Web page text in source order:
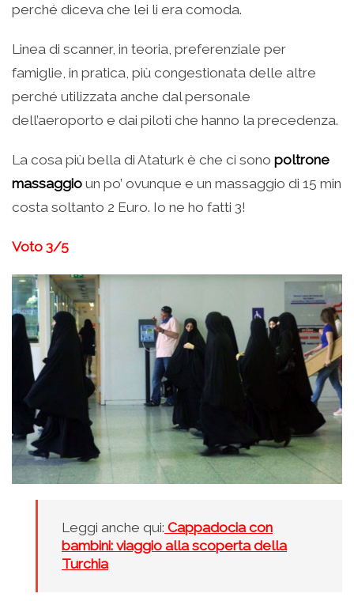
perché diceva che lei li era comoda.
Linea di scanner, in teoria, preferenziale per
famiglie, in pratica, più congestionata delle altre
perché utilizzata anche dal personale
dell’aeroporto e dai piloti che hanno la precedenza.
La cosa più bella di Ataturk è che ci sono poltrone
massaggio un po’ ovunque e un massaggio di 15 min
costa soltanto 2 Euro. Io ne ho fatti 3!
Voto 3/5
Leggi anche qui: Cappadocia con
bambini: viaggio alla scoperta della
Turchia